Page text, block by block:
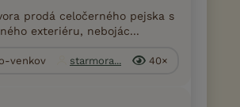
prodá celočerného pejska s
exteriéru, nebojác...
venkov starmora... 40×